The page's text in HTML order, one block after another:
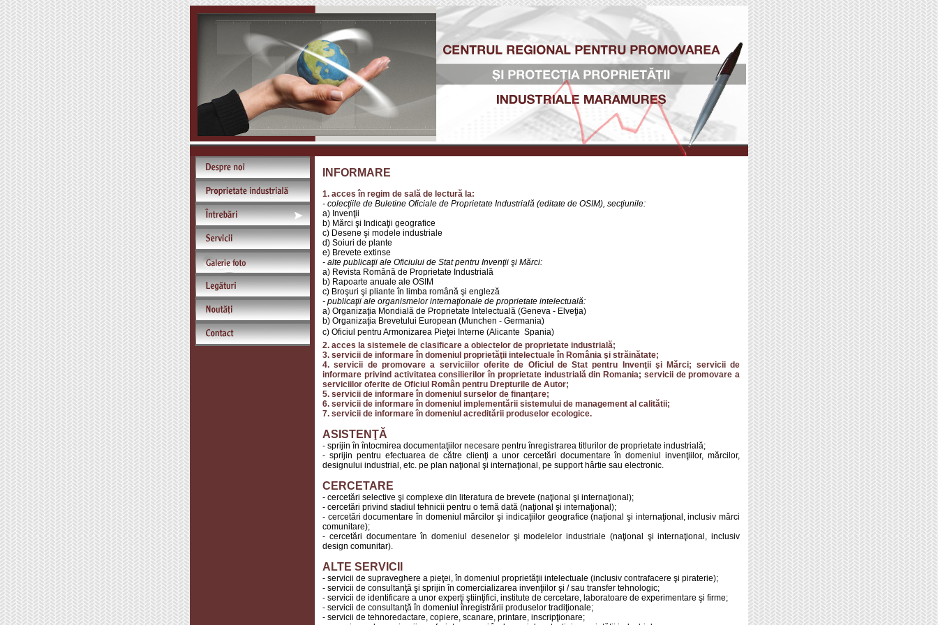
INFORMARE
1. acces în regim de sală de lectură la:
- colecţiile de Buletine Oficiale de Proprietate Industrială (editate de OSIM), secţiunile:
a) Invenţii
b) Mărci şi Indicaţii geografice
c) Desene şi modele industriale
d) Soiuri de plante
e) Brevete extinse
- alte publicaţii ale Oficiului de Stat pentru Invenţii şi Mărci:
a) Revista Română de Proprietate Industrială
b) Rapoarte anuale ale OSIM
c) Broşuri şi pliante în limba română şi engleză
- publicaţii ale organismelor internaţionale de proprietate intelectuală:
a) Organizaţia Mondială de Proprietate Intelectuală (Geneva - Elveţia)
b) Organizaţia Brevetului European (Munchen - Germania)
c) Oficiul pentru Armonizarea Pieţei Interne (Alicante  Spania)
2. acces la sistemele de clasificare a obiectelor de proprietate industrială;
3. servicii de informare în domeniul proprietăţii intelectuale în România şi străinătate;
4. servicii de promovare a serviciilor oferite de Oficiul de Stat pentru Invenţii şi Mărci; servicii de
informare privind activitatea consilierilor în proprietate industrială din Romania; servicii de promovare a
serviciilor oferite de Oficiul Român pentru Drepturile de Autor;
5. servicii de informare în domeniul surselor de finanţare;
6. servicii de informare în domeniul implementării sistemului de management al calitătii;
7. servicii de informare în domeniul acreditării produselor ecologice.
ASISTENŢĂ
- sprijin în întocmirea documentaţiilor necesare pentru înregistrarea titlurilor de proprietate industrială;
- sprijin pentru efectuarea de către clienţi a unor cercetări documentare în domeniul invenţiilor, mărcilor,
designului industrial, etc. pe plan naţional şi internaţional, pe support hârtie sau electronic.
CERCETARE
- cercetări selective şi complexe din literatura de brevete (naţional şi internaţional);
- cercetări privind stadiul tehnicii pentru o temă dată (naţional şi internaţional);
- cercetări documentare în domeniul mărcilor şi indicaţiilor geografice (naţional şi internaţional, inclusiv mărci
comunitare);
- cercetări documentare în domeniul desenelor şi modelelor industriale (naţional şi internaţional, inclusiv
design comunitar).
ALTE SERVICII
- servicii de supraveghere a pieţei, în domeniul proprietăţii intelectuale (inclusiv contrafacere şi piraterie);
- servicii de consultanţă şi sprijin în comercializarea invenţiilor şi / sau transfer tehnologic;
- servicii de identificare a unor experţi ştiinţifici, institute de cercetare, laboratoare de experimentare şi firme;
- servicii de consultanţă în domeniul înregistrării produselor tradiţionale;
- servicii de tehnoredactare, copiere, scanare, printare, inscripţionare;